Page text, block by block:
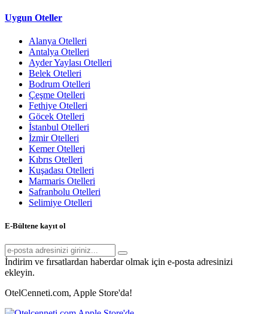
Uygun Oteller
Alanya Otelleri
Antalya Otelleri
Ayder Yaylası Otelleri
Belek Otelleri
Bodrum Otelleri
Çeşme Otelleri
Fethiye Otelleri
Göcek Otelleri
İstanbul Otelleri
İzmir Otelleri
Kemer Otelleri
Kıbrıs Otelleri
Kuşadası Otelleri
Marmaris Otelleri
Safranbolu Otelleri
Selimiye Otelleri
E-Bültene kayıt ol
İndirim ve fırsatlardan haberdar olmak için e-posta adresinizi
ekleyin.
OtelCenneti.com, Apple Store'da!